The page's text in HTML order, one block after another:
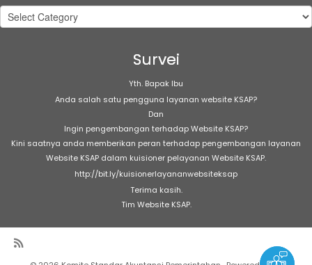
Kategori
Artikel
Survei
Yth. Bapak Ibu
Anda salah satu pengguna layanan website KSAP?
Dan
Ingin pengembangan terhadap Website KSAP?
Kini saatnya anda memberikan peran terhadap pengembangan layanan
Website KSAP dalam kuisioner pelayanan Website KSAP.
http://bit.ly/kuisionerlayananwebsiteksap
Terima kasih.
Tim Website KSAP.